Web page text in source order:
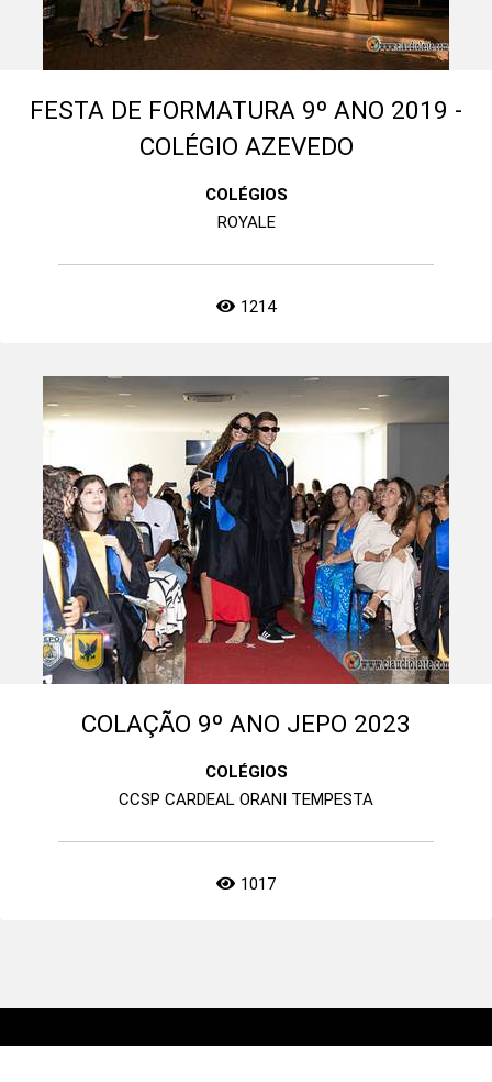
FESTA DE FORMATURA 9º ANO 2019 -
COLÉGIO AZEVEDO
COLÉGIOS
ROYALE
1214
COLAÇÃO 9º ANO JEPO 2023
COLÉGIOS
CCSP CARDEAL ORANI TEMPESTA
1017